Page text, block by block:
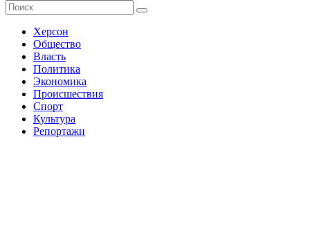
Херсон
Общество
Власть
Политика
Экономика
Происшествия
Спорт
Культура
Репортажи